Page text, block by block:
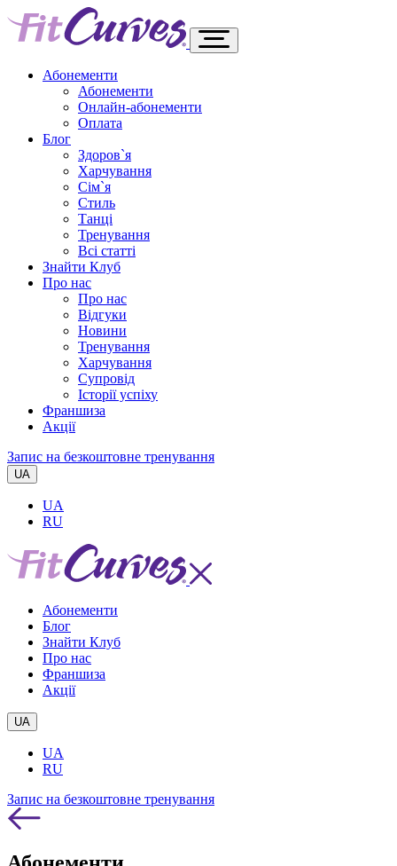
Абонементи
Абонементи
Онлайн-абонементи
Оплата
Блог
Здоров`я
Харчування
Сім`я
Стиль
Танці
Тренування
Всі статті
Знайти Клуб
Про нас
Про нас
Відгуки
Новини
Тренування
Харчування
Супровід
Історії успіху
Франшиза
Акції
Запис на безкоштовне тренування
UA
UA
RU
Абонементи
Блог
Знайти Клуб
Про нас
Франшиза
Акції
UA
UA
RU
Запис на безкоштовне тренування